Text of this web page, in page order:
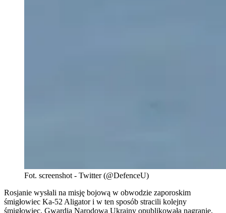
Fot. screenshot - Twitter (@DefenceU)
Rosjanie wysłali na misję bojową w obwodzie zaporoskim
śmigłowiec Ka-52 Aligator i w ten sposób stracili kolejny
śmigłowiec. Gwardia Narodowa Ukrainy opublikowała nagranie,